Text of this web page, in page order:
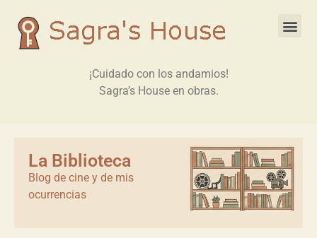
¡Cuidado con los andamios!
Sagra’s House en obras.
La Biblioteca
Blog de cine y de mis
ocurrencias